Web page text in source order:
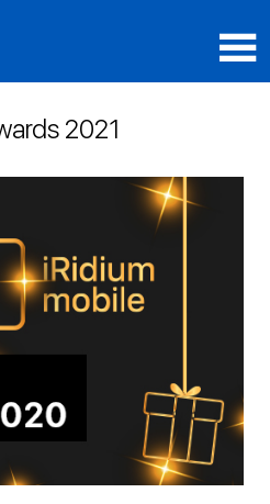
2021